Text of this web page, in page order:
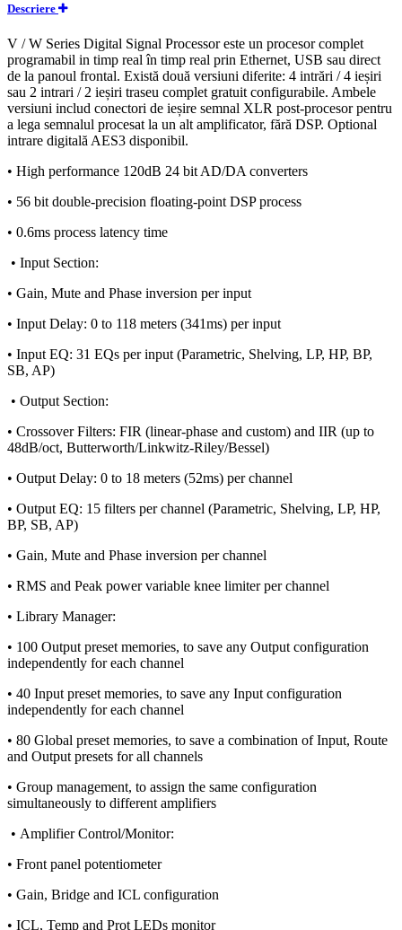
Descriere
V / W Series Digital Signal Processor este un procesor complet
programabil in timp real în timp real prin Ethernet, USB sau direct
de la panoul frontal. Există două versiuni diferite: 4 intrări / 4 ieșiri
sau 2 intrari / 2 ieșiri traseu complet gratuit configurabile. Ambele
versiuni includ conectori de ieșire semnal XLR post-procesor pentru
a lega semnalul procesat la un alt amplificator, fără DSP. Optional
intrare digitală AES3 disponibil.
• High performance 120dB 24 bit AD/DA converters
• 56 bit double-precision floating-point DSP process
• 0.6ms process latency time
• Input Section:
• Gain, Mute and Phase inversion per input
• Input Delay: 0 to 118 meters (341ms) per input
• Input EQ: 31 EQs per input (Parametric, Shelving, LP, HP, BP,
SB, AP)
• Output Section:
• Crossover Filters: FIR (linear-phase and custom) and IIR (up to
48dB/oct, Butterworth/Linkwitz-Riley/Bessel)
• Output Delay: 0 to 18 meters (52ms) per channel
• Output EQ: 15 filters per channel (Parametric, Shelving, LP, HP,
BP, SB, AP)
• Gain, Mute and Phase inversion per channel
• RMS and Peak power variable knee limiter per channel
• Library Manager:
• 100 Output preset memories, to save any Output configuration
independently for each channel
• 40 Input preset memories, to save any Input configuration
independently for each channel
• 80 Global preset memories, to save a combination of Input, Route
and Output presets for all channels
• Group management, to assign the same configuration
simultaneously to different amplifiers
• Amplifier Control/Monitor:
• Front panel potentiometer
• Gain, Bridge and ICL configuration
• ICL, Temp and Prot LEDs monitor